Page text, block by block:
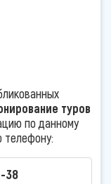
туров
по данному
телефону:
38